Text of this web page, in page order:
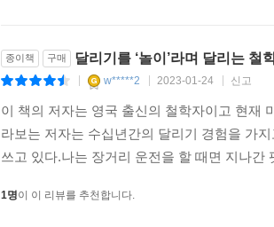
종이책 구매 달리기를 ‘놀이’라며 달리는 철
w*****2 2023-01-24 신고
이 책의 저자는 영국 출신의 철학자이고 현재
라보는 저자는 수십년간의 달리기 경험을 가
쓰고 있다.나는 장거리 운전을 할 때면 지나
1명이 이 리뷰를 추천합니다.